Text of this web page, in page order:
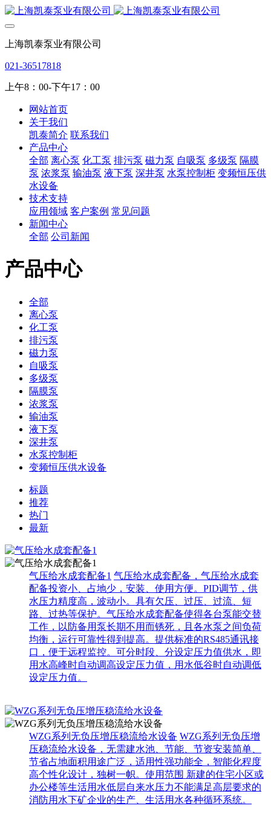
上海凯泰泵业有限公司
021-36517818
上午8：00-下午17：00
网站首页
关于我们
凯泰简介 联系我们
产品中心
全部 离心泵 化工泵 排污泵 磁力泵 自吸泵 多级泵 隔膜
泵 浓浆泵 输油泵 液下泵 深井泵 水泵控制柜 变频恒压供
水设备
技术支持
应用领域 客户案例 常见问题
新闻中心
全部 公司新闻
产品中心
全部
离心泵
化工泵
排污泵
磁力泵
自吸泵
多级泵
隔膜泵
浓浆泵
输油泵
液下泵
深井泵
水泵控制柜
变频恒压供水设备
标题
推荐
热门
最新
气压给水成套配备1 气压给水成套配备，气压给水成套
配备投资小、占地少，安装、使用方便。PID调节，供
水压力精度高，波动小。具有欠压、过压、过流、短
路、过热等保护。气压给水成套配备使得各台泵能交替
工作，以防备用泵长期不用而锈死，且各水泵之间负荷
均衡，运行可靠性得到提高。提供标准的RS485通讯接
口，便于远程监控。可分时段、分设定压力值供水，即
用水高峰时自动调高设定压力值，用水低谷时自动调低
设定压力值。
WZG系列无负压增压稳流给水设备 WZG系列无负压增
压稳流给水设备，无需建水池、节能、节资安装简单、
节省占地面积用途广泛，适用性强功能全，智能化程度
高个性化设计，独树一帜。使用范围 新建的住宅小区或
办公楼等生活用水低层自来水压力不能满足高层要求的
消防用水下矿企业的生产、生活用水各种循环系统。